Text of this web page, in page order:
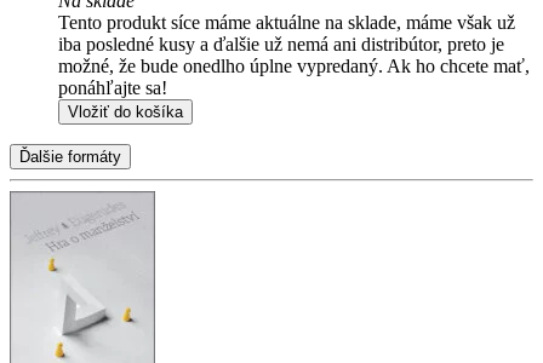
Tento produkt síce máme aktuálne na sklade, máme však už
iba posledné kusy a ďalšie už nemá ani distribútor, preto je
možné, že bude onedlho úplne vypredaný. Ak ho chcete mať,
ponáhľajte sa!
Vložiť do košíka
Ďalšie formáty